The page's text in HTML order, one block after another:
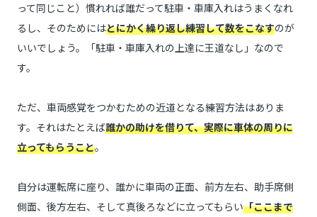
って同じこと）慣れれば誰だって駐車・車庫入れはうまくなれ
るし、そのためにはとにかく繰り返し練習して数をこなすのが
いいでしょう。「駐車・車庫入れの上達に王道なし」なので
す。
ただ、車両感覚をつかむための近道となる練習方法はありま
す。それはたとえば誰かの助けを借りて、実際に車体の周りに
立ってもらうこと。
自分は運転席に座り、誰かに車両の正面、前方左右、助手席側
側面、後方左右、そして真後ろなどに立ってもらい「ここまで